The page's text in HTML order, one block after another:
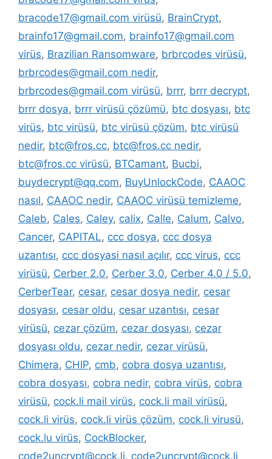
bracode17@gmail.com virüsü, BrainCrypt,
brainfo17@gmail.com, brainfo17@gmail.com
virüs, Brazilian Ransomware, brbrcodes virüsü,
brbrcodes@gmail.com nedir,
brbrcodes@gmail.com virüsü, brrr, brrr decrypt,
brrr dosya, brrr virüsü çözümü, btc dosyası, btc
virüs, btc virüsü, btc virüsü çözüm, btc virüsü
nedir, btc@fros.cc, btc@fros.cc nedir,
btc@fros.cc virüsü, BTCamant, Bucbi,
buydecrypt@qq.com, BuyUnlockCode, CAAOC
nasıl, CAAOC nedir, CAAOC virüsü temizleme,
Caleb, Cales, Caley, calix, Calle, Calum, Calvo,
Cancer, CAPITAL, ccc dosya, ccc dosya
uzantısı, ccc dosyasi nasıl açılır, ccc virus, ccc
virüsü, Cerber 2.0, Cerber 3.0, Cerber 4.0 / 5.0,
CerberTear, cesar, cesar dosya nedir, cesar
dosyası, cesar oldu, cesar uzantısı, cesar
virüsü, cezar çözüm, cezar dosyası, cezar
dosyası oldu, cezar nedir, cezar virüsü,
Chimera, CHIP, cmb, cobra dosya uzantısı,
cobra dosyası, cobra nedir, cobra virüs, cobra
virüsü, cock.li mail virüs, cock.li mail virüsü,
cock.li virüs, cock.li virüs çözüm, cock.li virusü,
cock.lu virüs, CockBlocker,
code2uncrypt@cock.li, code2uncrypt@cock.li